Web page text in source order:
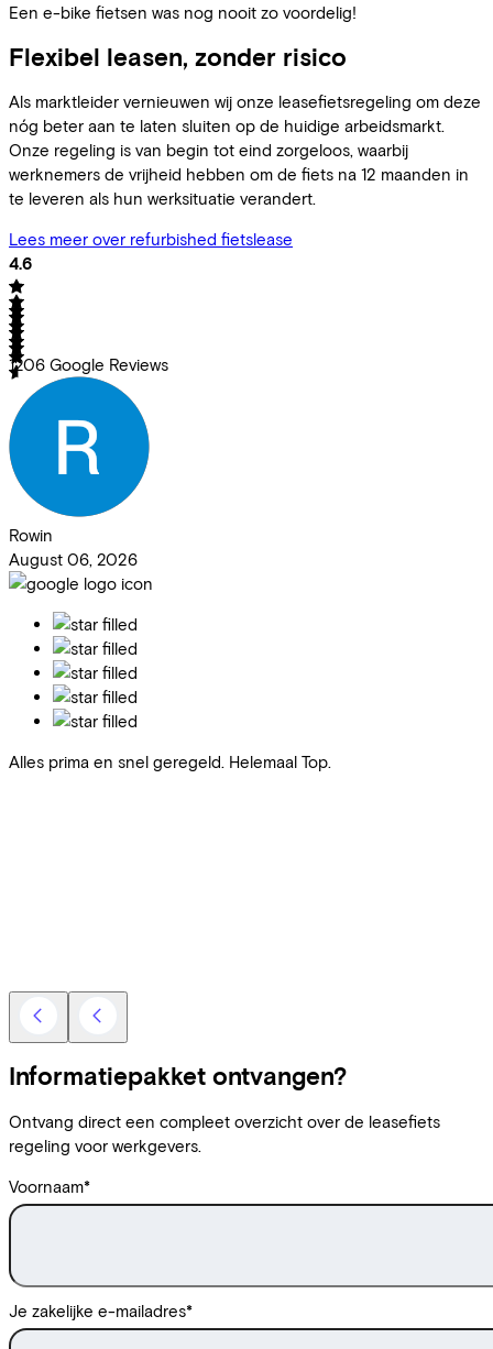
Een e-bike fietsen was nog nooit zo voordelig!
Flexibel leasen, zonder risico
Als marktleider vernieuwen wij onze leasefietsregeling om deze
nóg beter aan te laten sluiten op de huidige arbeidsmarkt.
Onze regeling is van begin tot eind zorgeloos, waarbij
werknemers de vrijheid hebben om de fiets na 12 maanden in
te leveren als hun werksituatie verandert.
Lees meer over refurbished fietslease
4.6
1206 Google Reviews
Rowin
August 06, 2026
Alles prima en snel geregeld. Helemaal Top.
Informatiepakket ontvangen?
Ontvang direct een compleet overzicht over de leasefiets
regeling voor werkgevers.
Voornaam*
Je zakelijke e-mailadres*